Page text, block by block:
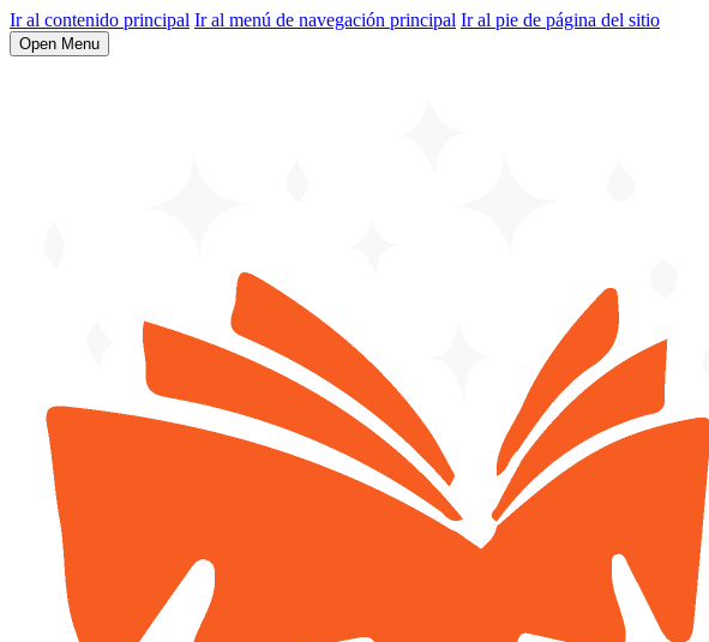
Ir al contenido principal Ir al menú de navegación principal Ir al pie de página del sitio
Open Menu